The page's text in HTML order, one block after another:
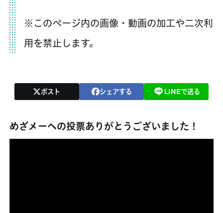
※このページ内の画像・動画の加工や二次利
用を禁止します。
ポスト シェアする LINEで送る
めざメーへの投票ありがとうございました！